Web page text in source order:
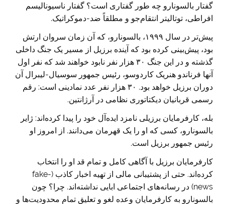
گفتار بالسونارو چه طور گفتاری است؟ گفتار ناسیونالیسم
افراطی، توتالیتر انتقام‌جو و مطلقاً ضد-دموکراتیک.
پیش‌تر در سال ۱۹۹۹، بالسونارو، که آن زمان سروان ارتش
بود، پیش‌بینی کرده بود که آینده برزیل از مسیر یک جنگ داخلی
گذشته و در این جنگ ۳۰ هزار نفر نابود خواهند شد که نفر اول
آنها فرناندو هنریک کاردوسو، رئیس‌ جمهور سوسیال-لیبرال آن
دوران برزیل خواهد بود. ۳۰ هزار نفر عدد نمادینی است: رقم
رسمی قربانیان دیکتاتوری نظامی در آرژانتین.
بله، کارفرمایان برزیلی نامزد ایده‌آل خود را پیدا کرده‌اند: ژایر
بالسونارو، کسی که او را یک قهرمان می‌دانند. از امروز او
رئیس جمهور برزیل است.
کارفرمایان برزیل با آگاهی کامل و تمام قد او را انتخاب
کرده‌اند. حتی از پشتیبانی مالی از تهیه اخبار کاذب (fake-
news) در رسانه‌های اجتماعی ابایی نداشته‌‌اند. چرا؟ چون
بالسونارو به کارفرمایان وعده لغو و تعلیق تمام محدودیت‌ها و